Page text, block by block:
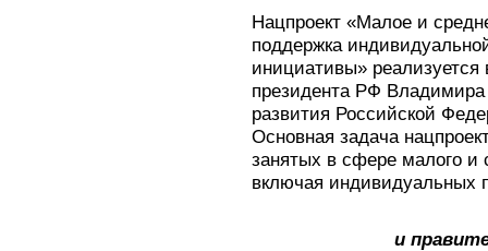
Нацпроект «Малое и
поддержка
инициативы» реализуется
президента РФ
развития Российской
Основная задача
занятых в сфере малого и
включая индивидуальных
и